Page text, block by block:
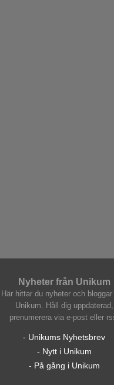
Nyheter från Unikum
Här hittar du nyheter och bloggar
Unikum. Håll dig uppdaterad,
prenumerera via e-post eller
- Unikums Nyhetsbrev
- Nytt i Unikum
- På gång i Unikum